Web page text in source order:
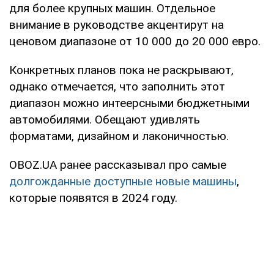
для более крупных машин. Отдельное
внимание в руководстве акцентирут на
ценовом диапазоне от 10 000 до 20 000 евро.
Конкретных планов пока не раскрывают,
однако отмечается, что заполнить этот
диапазон можно интеерсными бюджетными
автомобилями. Обещают удивлять
форматами, дизайном и лаконичностью.
OBOZ.UA ранее рассказывал про самые
долгожданные доступные новые машины,
которые появятся в 2024 году.